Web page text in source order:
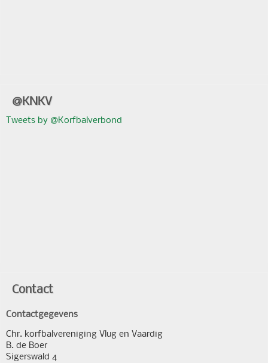
@KNKV
Tweets by @Korfbalverbond
Contact
Contactgegevens
Chr. korfbalvereniging Vlug en Vaardig
B. de Boer
Sigerswald 4